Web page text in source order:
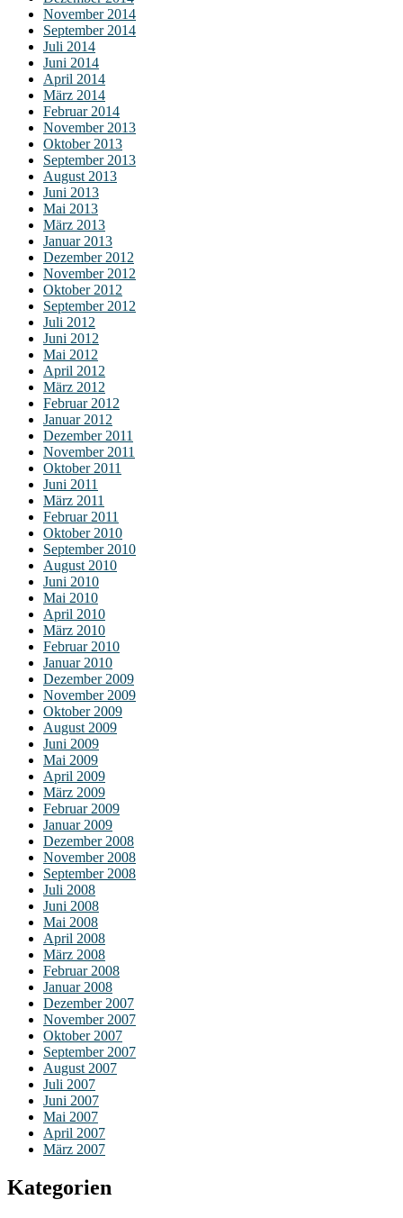
November 2014
September 2014
Juli 2014
Juni 2014
April 2014
März 2014
Februar 2014
November 2013
Oktober 2013
September 2013
August 2013
Juni 2013
Mai 2013
März 2013
Januar 2013
Dezember 2012
November 2012
Oktober 2012
September 2012
Juli 2012
Juni 2012
Mai 2012
April 2012
März 2012
Februar 2012
Januar 2012
Dezember 2011
November 2011
Oktober 2011
Juni 2011
März 2011
Februar 2011
Oktober 2010
September 2010
August 2010
Juni 2010
Mai 2010
April 2010
März 2010
Februar 2010
Januar 2010
Dezember 2009
November 2009
Oktober 2009
August 2009
Juni 2009
Mai 2009
April 2009
März 2009
Februar 2009
Januar 2009
Dezember 2008
November 2008
September 2008
Juli 2008
Juni 2008
Mai 2008
April 2008
März 2008
Februar 2008
Januar 2008
Dezember 2007
November 2007
Oktober 2007
September 2007
August 2007
Juli 2007
Juni 2007
Mai 2007
April 2007
März 2007
Kategorien